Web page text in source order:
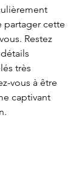
partager cette
Restez
très
vous à être
captivant